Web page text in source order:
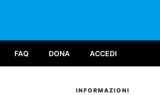
FAQ DONA ACCEDI
INFORMAZIONI